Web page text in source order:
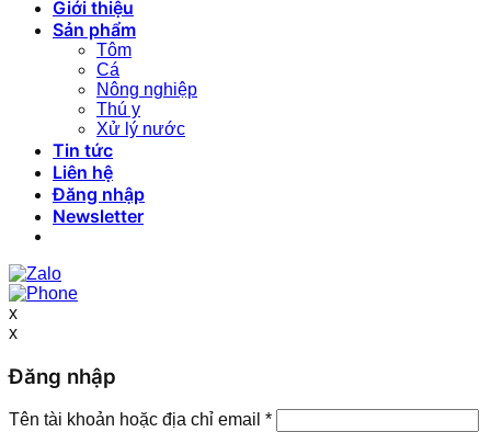
Giới thiệu
Sản phẩm
Tôm
Cá
Nông nghiệp
Thú y
Xử lý nước
Tin tức
Liên hệ
Đăng nhập
Newsletter
x
x
Đăng nhập
Tên tài khoản hoặc địa chỉ email *